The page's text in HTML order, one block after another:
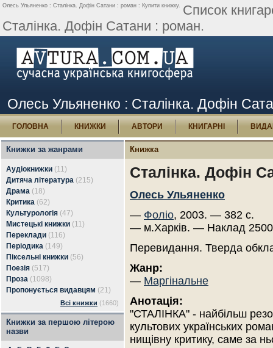
Олесь Ульяненко : Сталінка. Дофін Сатани : роман : Купити книжку. Список
Сталінка. Дофін Сатани : роман.
Олесь Ульяненко : Сталінка. Дофін
ГОЛОВНА КНИЖКИ АВТОРИ КНИГАРНІ
Книжки за жанрами
Аудіокнижки (11)
Дитяча література (215)
Драма (18)
Критика (62)
Культурологія (47)
Мистецькі книжки (11)
Переклади (116)
Періодика (149)
Піксельні книжки (56)
Поезія (517)
Проза (1098)
Пропонується видавцям (21)
Всі книжки (1660)
Книжки за першою літерою
назви
Книжка
Сталінка. Дофін
Олесь Ульяненко
— Фоліо, 2003. — 382 с.
— м.Харків. — Наклад
Перевидання. Тверда
Жанр:
— Маргінальне
Анотація:
"СТАЛІНКА" - найбільш
культових українських
нищівну критику, саме за